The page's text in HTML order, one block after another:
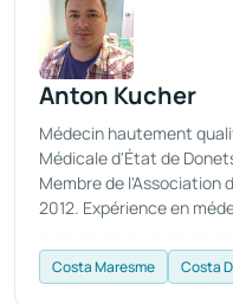
Anton Kucher
Médecin hautement
Médicale d'État de
Membre de l'Association
2012. Expérience en
Costa Maresme Costa